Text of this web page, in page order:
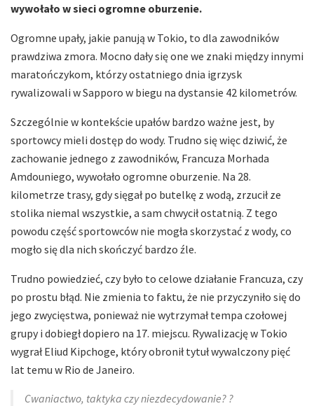
wywołało w sieci ogromne oburzenie.
Ogromne upały, jakie panują w Tokio, to dla zawodników
prawdziwa zmora. Mocno dały się one we znaki między innymi
maratończykom, którzy ostatniego dnia igrzysk
rywalizowali w Sapporo w biegu na dystansie 42 kilometrów.
Szczególnie w kontekście upałów bardzo ważne jest, by
sportowcy mieli dostęp do wody. Trudno się więc dziwić, że
zachowanie jednego z zawodników, Francuza Morhada
Amdouniego, wywołało ogromne oburzenie. Na 28.
kilometrze trasy, gdy sięgał po butelkę z wodą, zrzucił ze
stolika niemal wszystkie, a sam chwycił ostatnią. Z tego
powodu część sportowców nie mogła skorzystać z wody, co
mogło się dla nich skończyć bardzo źle.
Trudno powiedzieć, czy było to celowe działanie Francuza, czy
po prostu błąd. Nie zmienia to faktu, że nie przyczyniło się do
jego zwycięstwa, ponieważ nie wytrzymał tempa czołowej
grupy i dobiegł dopiero na 17. miejscu. Rywalizację w Tokio
wygrał Eliud Kipchoge, który obronił tytuł wywalczony pięć
lat temu w Rio de Janeiro.
Cwaniactwo, taktyka czy niezdecydowanie? ?